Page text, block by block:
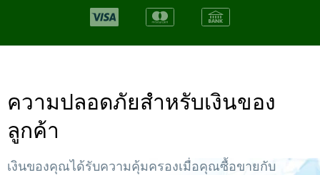
ความปลอดภัยสำหรับเงินของ
ลูกค้า
เงินของคุณได้รับความคุ้มครองเมื่อคุณซื้อขายกับ